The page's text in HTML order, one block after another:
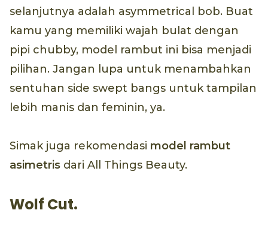
selanjutnya adalah asymmetrical bob. Buat
kamu yang memiliki wajah bulat dengan
pipi chubby, model rambut ini bisa menjadi
pilihan. Jangan lupa untuk menambahkan
sentuhan side swept bangs untuk tampilan
lebih manis dan feminin, ya.
Simak juga rekomendasi model rambut
asimetris dari All Things Beauty.
Wolf Cut.